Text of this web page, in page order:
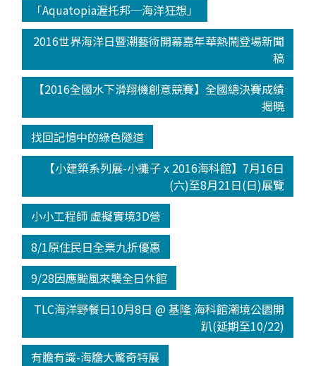
「Aquatopia渥托邦─海洋狂想」
2016世界海洋日暨潮藝術開幕嘉年華熱鬧登場新聞
稿
【2016全國水下滑翔機創意競賽】全國總決賽成績
揭曉
找回記憶中的綠色隧道
【小建築系列展-小攤子 x 2016海科館】7月16日
(六)至8月21日(日)展覽
小小工程師 虛擬實境3D營
8/1原住民日全票九折優惠
9/28因應颱風來襲全日休館
TLC海洋野餐日10月8日 @ 基隆 海科館潮境公園開
趴(延期至10/22)
有膽有識-海膽大驚奇特展